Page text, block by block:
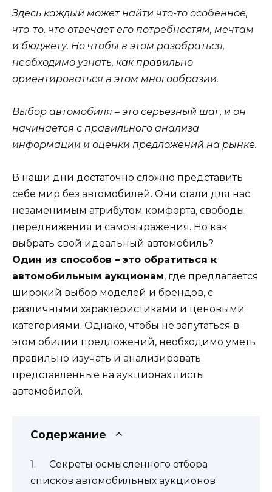
Здесь каждый может найти что-то особенное,
что-то, что отвечает его потребностям, мечтам
и бюджету. Но чтобы в этом разобраться,
необходимо узнать, как правильно
ориентироваться в этом многообразии.
Выбор автомобиля – это серьезный шаг, и он
начинается с правильного анализа
информации и оценки предложений на рынке.
В наши дни достаточно сложно представить
себе мир без автомобилей. Они стали для нас
незаменимым атрибутом комфорта, свободы
передвижения и самовыражения. Но как
выбрать свой идеальный автомобиль?
Один из способов – это обратиться к
автомобильным аукционам, где предлагается
широкий выбор моделей и брендов, с
различными характеристиками и ценовыми
категориями. Однако, чтобы не запутаться в
этом обилии предложений, необходимо уметь
правильно изучать и анализировать
представленные на аукционах листы
автомобилей.
Содержание
Секреты осмысленного отбора
списков автомобильных аукционов